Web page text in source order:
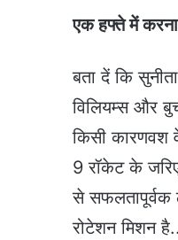
एक हफ्ते में करना
बता दें कि
विलियम्स और
किसी कारणवश
9 रॉकेट के
से सफलतापूर्वक
रोटेशन मिशन